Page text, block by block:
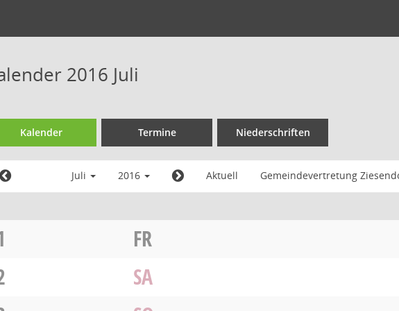
2016 Juli
Kalender Termine Niederschriften
Juli 2016 Aktuell Gemeindevertretung
FR
SA